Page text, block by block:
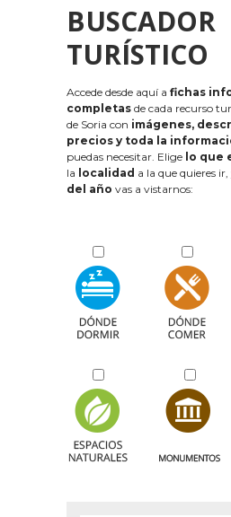
BUSCADOR
TURÍSTICO
Accede desde aquí a fichas
completas de cada recurso
de Soria con imágenes,
precios y toda la
puedas necesitar. Elige lo que
la localidad a la que quieres
del año vas a vistarnos: